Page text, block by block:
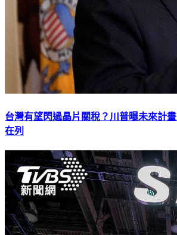
台灣有望閃過晶片關稅？川普曝未來計